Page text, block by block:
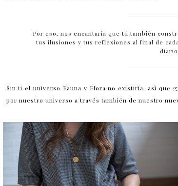
Por eso, nos encantaría que tú también
tus ilusiones y tus reflexiones al final de
Sin ti el universo Fauna y Flora no existiría, así que
por nuestro universo a través también de nuestro